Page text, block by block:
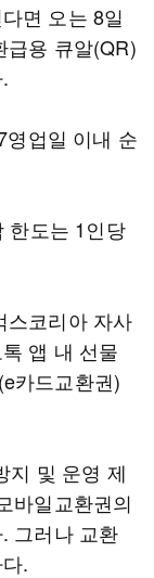
면 오는 8일
급용 큐알(QR)
업일 이내 순
한도는 1인당
스코리아 자사
앱 내 선물
카드교환권)
지 및 운영 제
바일교환권의
그러나 교환
.